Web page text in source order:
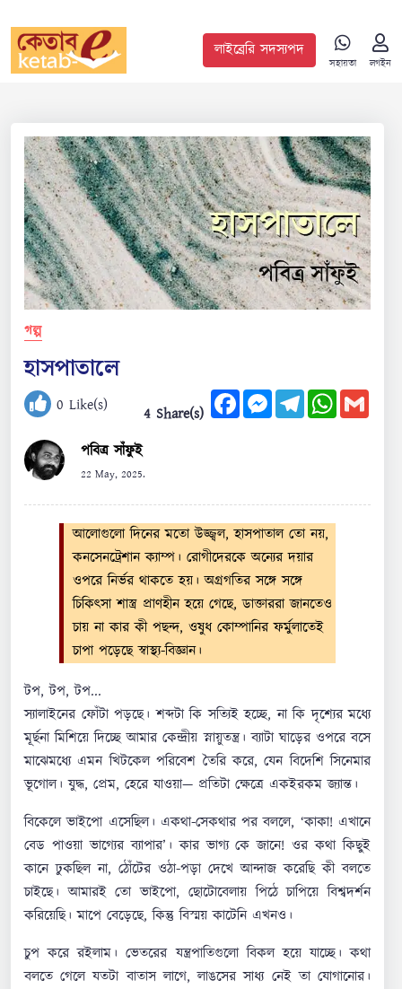
লাইব্রেরি সদস্যপদ
সহায়তা লগইন
গল্প
হাসপাতালে
0 Like(s) 4 Share(s)
FacebookMessengerTelegramWhatsApp
পবিত্র সাঁফুই
22 May, 2025.
আলোগুলো দিনের মতো উজ্জ্বল, হাসপাতাল তো নয়,
কনসেনট্রেশান ক্যাম্প। রোগীদেরকে অন্যের দয়ার
ওপরে নির্ভর থাকতে হয়। অগ্রগতির সঙ্গে সঙ্গে
চিকিৎসা শাস্ত্র প্রাণহীন হয়ে গেছে, ডাক্তাররা জানতেও
চায় না কার কী পছন্দ, ওষুধ কোম্পানির ফর্মুলাতেই
চাপা পড়েছে স্বাস্থ্য-বিজ্ঞান।
টপ, টপ, টপ...
স্যালাইনের ফোঁটা পড়ছে। শব্দটা কি সত্যিই হচ্ছে, না কি দৃশ্যের মধ্যে
মূর্ছনা মিশিয়ে দিচ্ছে আমার কেন্দ্রীয় স্নায়ুতন্ত্র। ব্যাটা ঘাড়ের ওপরে বসে
মাঝেমধ্যে এমন খিটকেল পরিবেশ তৈরি করে, যেন বিদেশি সিনেমার
ভূগোল। যুদ্ধ, প্রেম, হেরে যাওয়া— প্রতিটা ক্ষেত্রে একইরকম জ্যান্ত।
বিকেলে ভাইপো এসেছিল। একথা-সেকথার পর বললে, ‘কাকা! এখানে
বেড পাওয়া ভাগ্যের ব্যাপার’। কার ভাগ্য কে জানে! ওর কথা কিছুই
কানে ঢুকছিল না, ঠোঁটের ওঠা-পড়া দেখে আন্দাজ করেছি কী বলতে
চাইছে। আমারই তো ভাইপো, ছোটোবেলায় পিঠে চাপিয়ে বিশ্বদর্শন
করিয়েছি। মাপে বেড়েছে, কিন্তু বিস্ময় কাটেনি এখনও।
চুপ করে রইলাম। ভেতরের যন্ত্রপাতিগুলো বিকল হয়ে যাচ্ছে। কথা
বলতে গেলে যতটা বাতাস লাগে, লাঙসের সাধ্য নেই তা যোগানোর।